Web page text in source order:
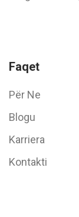
Faqet
Për Ne
Blogu
Karriera
Kontakti